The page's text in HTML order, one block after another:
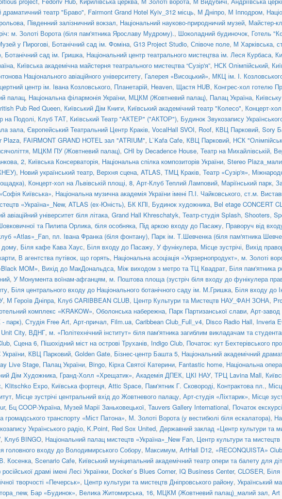
драматичний театр "Браво", Fairmont Grand Hotel Kyiv_312 місць, М Дніпро, М Іпподром,
, Південний залізничний вокзал, Національний науково-природничий музей, Майстер-
м. Золоті Ворота (біля пам'ятника Ярославу Мудрому)., Шоколадний будиночок, Готель
у Пирогові, Ботанічний сад ім. Фоміна, G13 Project Studio, Співоче поле, М Харківська,
, Ботанічний сад ім. Гришка, Національний центр театрального мистецтва ім. Леся Курбаса,
, Київська академічна майстерня театрального мистецтва “Сузір'я”, НСК Олімпійський,
Національного авіаційного університету, Галерея «Висоцький», МКЦ ім. І.
центр ім. Івана Козловського, Планетарій, Heaven, Щастя HUB, Конгрес-хол готелю
палац, Національна філармонія України, МЦКМ (Жовтневий палац), Палац Україна,
Pub Red Queen, Київський Дім Книги, Київський академічний театр "Колесо", Концерт-
на Подолі, Клуб ТАТ, Київський Театр "АКТЕР" ("АКТОР"), Будинок Звукозапису
зала, Європейський Театральний Центр Краків, VocalHall SVOI, Roof, КВЦ Парковий, Sory
Plaza, FAIRMONT GRAND HOTEL зал "ATRIUM", L`Kafa Cafe, КВЦ Парковий, НСК
, МЦКМ ПУ (Жовтневий палац), CHI by Decadence House, Театр на Михайлівській,
2, Київська Консерваторія, Національна спілка композиторів України, Stereo
, Новий український театр, Верхня сцена, ATLAS, ТМЦ Краків, Театр «Сузір'я»,
, Концерт-хол на Львівській площі, 8, Арт-Клуб Теплий Ламповий, Маріїнський парк,
Київська», Національна музична академія України імені П.І. Чайковського, ст.м.
«Україна»_New, ATLAS (ex-Юність), БК КПІ, Будинок художника, Bel etage CONCERT
авіаційний університет біля літака, Grand Hall Khreschatyk, Театр-студія Splash, Shooters,
та Пилипа Орлика, біля особняка, Під аркою входу до Пасажу, Праворуч від
«Atlas»_Fan, пл. Івана Франка (біля фонтану), Парк ім. Т.Шевченка (біля пам'ятника
дому, Біля кафе Кава Хаус, Біля входу до Пасажу, У фунікулера, Місце зустрічі, Вихід
, В агентства путівок, що горять, Національна асоціація «Укрзернопродукт», м. Золоті
MOM», Вихід до МакДональдса, Між виходом з метро та ТЦ Квадрат, Біля пам'ятника
, У Монумента воїнам-афганцям, м. Поштова площа (зустріч біля входу до фунікулера
, Біля центрального входу до Національного ботанічного саду ім. М.Гришка, Біля входу до
, М Героїв Дніпра, Клуб CARIBBEAN CLUB, Центр Культури та Мистецтв НАУ_ФАН ЗОНА,
комплекс «KRAKOW», Оболонська набережна, Парк Партизанської слави, Арт-
парк), Студія Free Art, Арт-причал, Film.ua, Caribbean Club_Full_v4, Disco Radio Hall, Inveria
Unit Сity, ВДНГ, м. «Політехнічний інститут» біля пам'ятника загиблим викладачам та
, Сцена 6, Пішохідний міст на острові Труханів, Indigo Club, Початок: кут Бехтерівського
, КВЦ Парковий, Golden Gate, Бізнес-центр Башта 5, Національний академічний
Live Stage, Палац України, Bingo, Кірха Святої Катерини, Fantastic home, Національна
Дім Художника, Гранд-Холл «Хрещатик», Академія ДПЕК, ЦКІ НАУ, ТРЦ Lavina Mall,
, Klitschko Expo, Київська фортеця, Attic Space, Пам'ятник Г. Сковороді, Контрактова пл.,
, Місце зустрічі центральний вхід до Жовтневого палацу, Арт-студія «Ліхтарик», Місце
, Бц COOP-Україна, Музей Марії Заньковецької, Tauvers Gallery International, Початок
громадського транспорту «Міст Патона», М. Золоті Ворота (у вестибюлі біля ескалатора),
Українського радіо, K.Point, Red Sox United, Державний заклад «Центр культури та
, Клуб BINGO, Національний палац мистецтв «Україна»_New Fan, Центр культури та
головного входу до Володимирського Собору, Максимум, ArtHall D12, «RECONQUISTA» Club
Косенка, Scenario Cafe, Київський муніципальний академічний театр опери та балету для
драмі імені Лесі Українки, Docker`s Blues Corner, IQ Business Center, CLOSER, Біля
творчості «Печерськ», Центр культури та мистецтв Дніпровського району, Український
, Бар «Будинок», Велика Житомирська, 16, МЦКМ (Жовтневий палац)_малий зал, Art